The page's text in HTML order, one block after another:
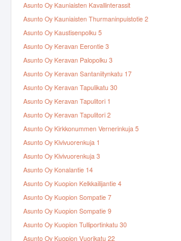
Asunto Oy Kauniaisten Kavallinterassit
Asunto Oy Kauniaisten Thurmaninpuistotie 2
Asunto Oy Kaustisenpolku 5
Asunto Oy Keravan Eerontie 3
Asunto Oy Keravan Palopolku 3
Asunto Oy Keravan Santaniitynkatu 17
Asunto Oy Keravan Tapulikatu 30
Asunto Oy Keravan Tapulitori 1
Asunto Oy Keravan Tapulitori 2
Asunto Oy Kirkkonummen Vernerinkuja 5
Asunto Oy Kivivuorenkuja 1
Asunto Oy Kivivuorenkuja 3
Asunto Oy Konalantie 14
Asunto Oy Kuopion Kelkkailijantie 4
Asunto Oy Kuopion Sompatie 7
Asunto Oy Kuopion Sompatie 9
Asunto Oy Kuopion Tulliportinkatu 30
Asunto Oy Kuopion Vuorikatu 22